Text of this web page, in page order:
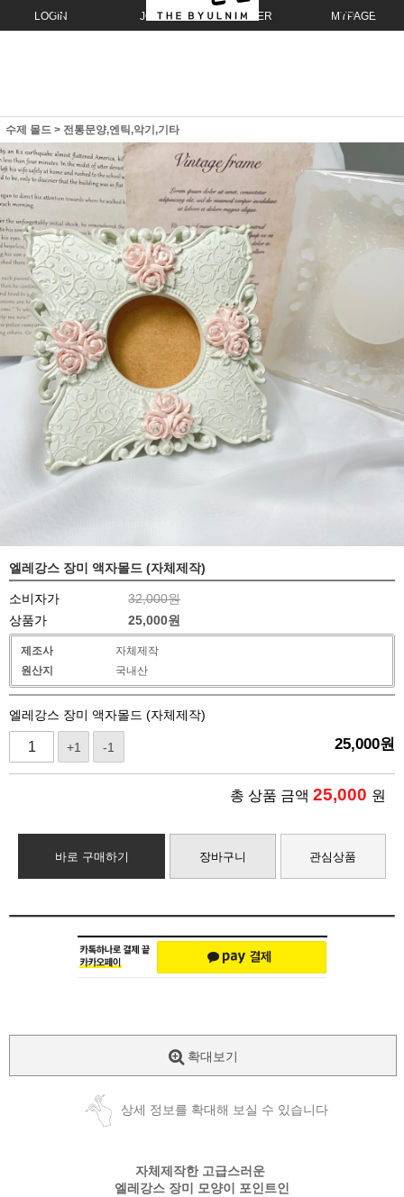
LOGIN JOIN ORDER MYPAGE
수제 몰드 > 전통문양,엔틱,악기,기타
엘레강스 장미 액자몰드 (자체제작)
소비자가
32,000원
상품가
25,000원
제조사
자체제작
원산지
국내산
엘레강스 장미 액자몰드 (자체제작)
+1 -1 25,000원
총 상품 금액 25,000 원
바로 구매하기 장바구니 관심상품
확대보기
상세 정보를 확대해 보실 수 있습니다
자체제작한 고급스러운
엘레강스 장미 모양이 포인트인